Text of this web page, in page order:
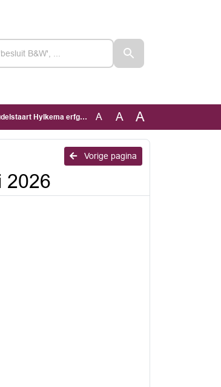
erfgoed 26 januari 2026 A A A
Vorige pagina
2026